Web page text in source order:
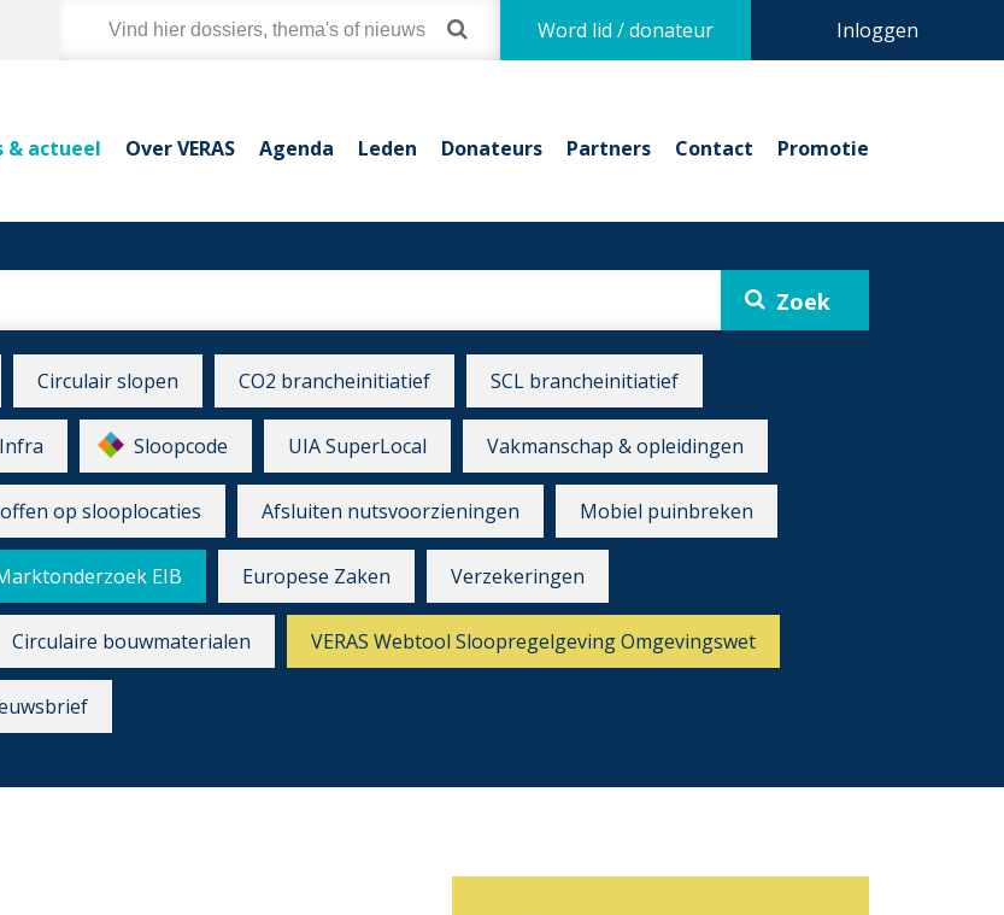
Inloggen
Word lid / donateur
& actueel Over VERAS Agenda Leden Donateurs Partners Contact Promotie
Circulair slopen CO2 brancheinitiatief SCL brancheinitiatief
Sloopcode UIA SuperLocal Vakmanschap & opleidingen
op slooplocaties Afsluiten nutsvoorzieningen Mobiel puinbreken
EIB Europese Zaken Verzekeringen
Circulaire bouwmaterialen VERAS Webtool Sloopregelgeving Omgevingswet